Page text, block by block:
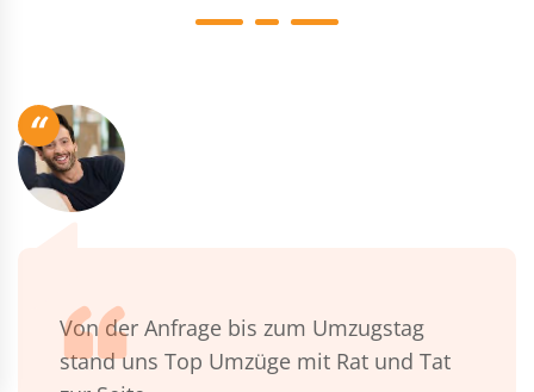
“
Von der Anfrage bis zum Umzugstag
stand uns Top Umzüge mit Rat und Tat